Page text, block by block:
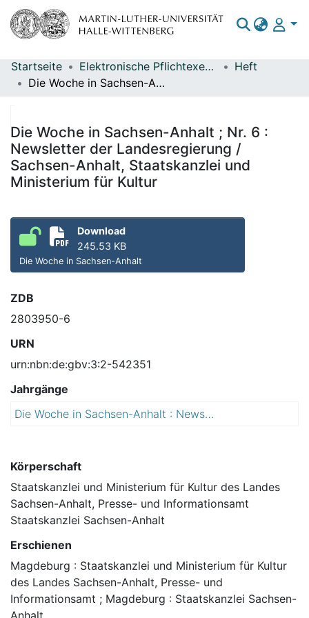
Bereiche & Sammlungen
Statistiken
Startseite Elektronische Pflichtexemplare
Heft
Die Woche in Sachsen-Anhalt ; Nr. 6 : Newsletter der Landesregierung / Sachsen-Anhalt, Staatskanzlei und Ministerium für Kultur
Die Woche in Sachsen-Anhalt ; Nr. 6 :
Newsletter der Landesregierung /
Sachsen-Anhalt, Staatskanzlei und
Ministerium für Kultur
Download
245.53 KB
Die Woche in Sachsen-Anhalt
ZDB
2803950-6
URN
urn:nbn:de:gbv:3:2-542351
Jahrgänge
Die Woche in Sachsen-Anhalt : Newsletter der Landesregierung
Körperschaft
Staatskanzlei und Ministerium für Kultur des Landes
Sachsen-Anhalt, Presse- und Informationsamt
Staatskanzlei Sachsen-Anhalt
Erschienen
Magdeburg : Staatskanzlei und Ministerium für Kultur
des Landes Sachsen-Anhalt, Presse- und
Informationsamt ; Magdeburg : Staatskanzlei Sachsen-